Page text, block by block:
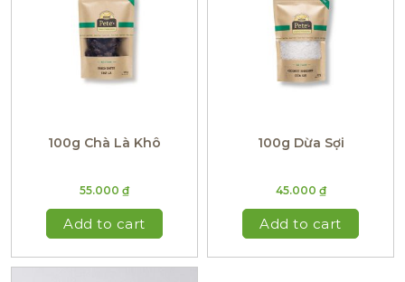
100g Chà Là Khô
55.000 ₫
Add to cart
100g Dừa Sợi
45.000 ₫
Add to cart